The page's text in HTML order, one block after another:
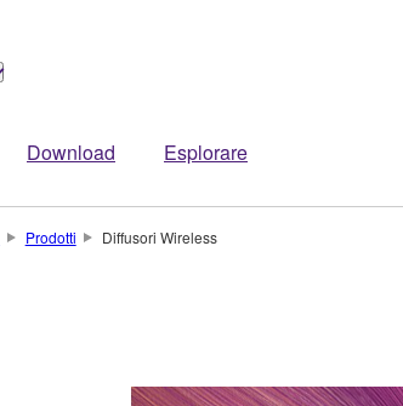
Download Esplorare
Prodotti Diffusori Wireless